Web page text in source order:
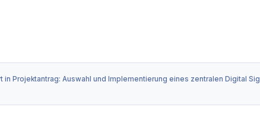
in Projektantrag: Auswahl und Implementierung eines zentralen Digital